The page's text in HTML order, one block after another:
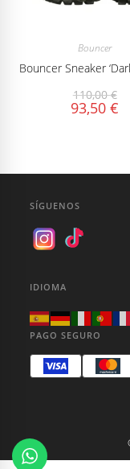
Bouncer
Bouncer Sneaker
110,00€
93,50€
SÍGUENOS
IDIOMA
PAGO SEGURO